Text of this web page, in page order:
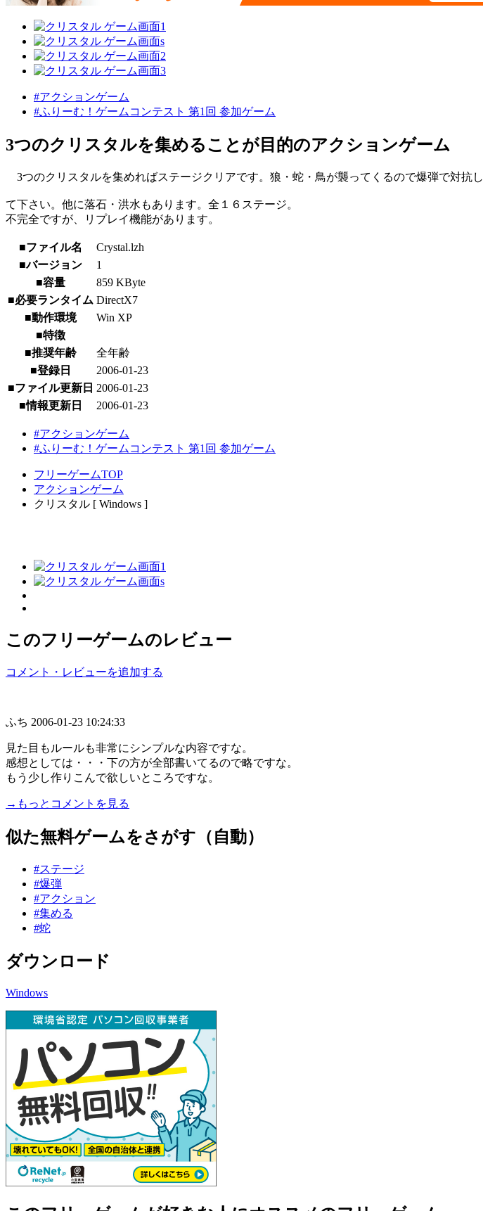
#アクションゲーム
#ふりーむ！ゲームコンテスト 第1回 参加ゲーム
3つのクリスタルを集めることが目的のアクションゲーム
3つのクリスタルを集めればステージクリアです。狼・蛇・鳥が襲ってくるので爆弾で対抗し
て下さい。他に落石・洪水もあります。全１６ステージ。
不完全ですが、リプレイ機能があります。
■ファイル名
Crystal.lzh
■バージョン
1
■容量
859 KByte
■必要ランタイム DirectX7
■動作環境
Win XP
■特徴
■推奨年齢
全年齢
■登録日
2006-01-23
■ファイル更新日 2006-01-23
■情報更新日
2006-01-23
#アクションゲーム
#ふりーむ！ゲームコンテスト 第1回 参加ゲーム
フリーゲームTOP
アクションゲーム
クリスタル [ Windows ]
このフリーゲームのレビュー
コメント・レビューを追加する
ふち 2006-01-23 10:24:33
見た目もルールも非常にシンプルな内容ですな。
感想としては・・・下の方が全部書いてるので略ですな。
もう少し作りこんで欲しいところですな。
→もっとコメントを見る
似た無料ゲームをさがす（自動）
#ステージ
#爆弾
#アクション
#集める
#蛇
ダウンロード
Windows